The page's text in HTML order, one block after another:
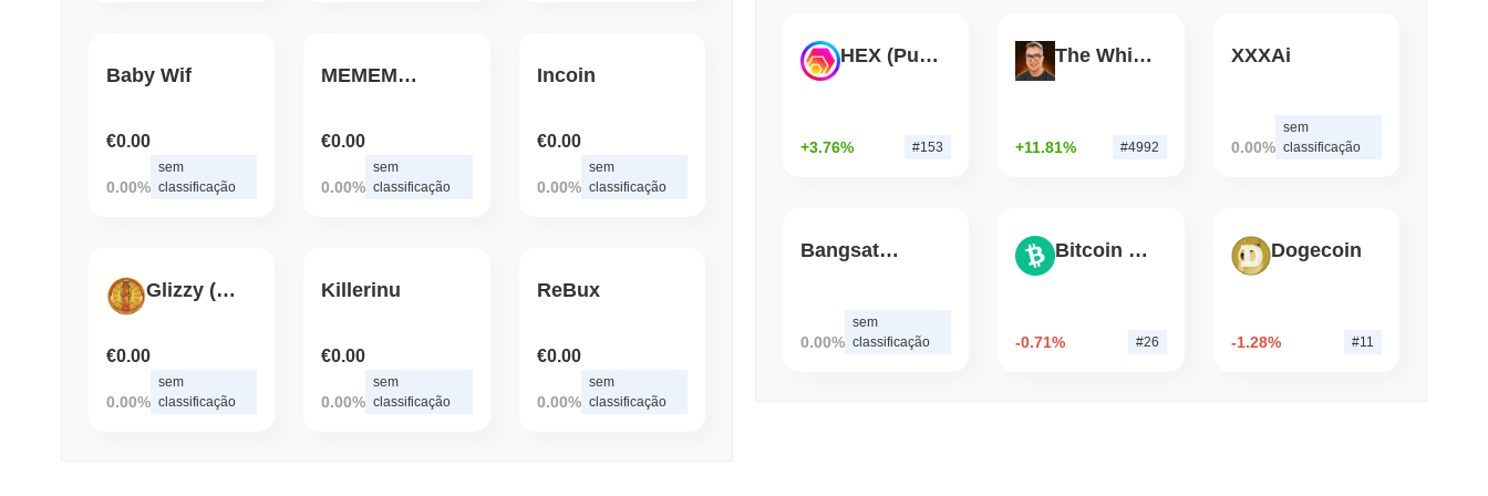
August 05 2026(1 day ago) 3 min de leitura
BitGo transfere $7,4 bilhões de Bitcoin Envolto para Chainlink
enquanto a migração do LayerZero se aproxima de $15...
Baby Wif
€0.00
0.00%
sem
classificação
MEMEMint
€0.00
0.00%
sem
classificação
Incoin
€0.00
0.00%
sem
classificação
Glizzy (PLS)
€0.00
0.00%
sem
classificação
Killerinu
€0.00
0.00%
sem
classificação
ReBux
€0.00
0.00%
sem
classificação
HEX (Pulsechain)
+3.76% #153
The White Bull
+11.81% #4992
XXXAi
0.00%
sem
classificação
Bangsat 666
0.00%
sem
classificação
Bitcoin Cash
-0.71% #26
Dogecoin
-1.28% #11